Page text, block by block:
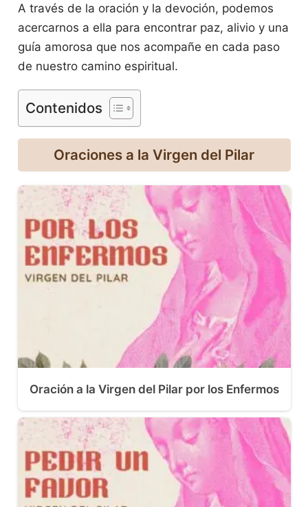
A través de la oración y la devoción, podemos
acercarnos a ella para encontrar paz, alivio y una
guía amorosa que nos acompañe en cada paso
de nuestro camino espiritual.
Contenidos
Oraciones a la Virgen del Pilar
Oración a la Virgen del Pilar por los Enfermos